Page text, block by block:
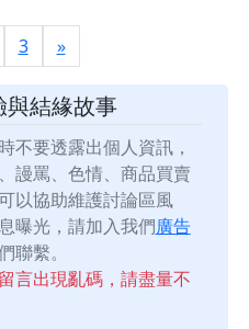
3 »
結緣故事
不要透露出個人資訊，
謾罵、色情、商品買賣
以協助維護討論區風
曝光，請加入我們廣告
聯繫。
言出現亂碼，請盡量不